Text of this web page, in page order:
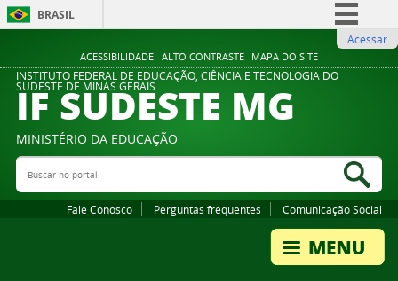
ACESSIBILIDADE ALTO CONTRASTE MAPA DO SITE
BRASIL
Comunica BR
Participe
Legislação
Acessar
INSTITUTO FEDERAL DE EDUCAÇÃO, CIÊNCIA E TECNOLOGIA DO
SUDESTE DE MINAS GERAIS
IF SUDESTE MG
MINISTÉRIO DA EDUCAÇÃO
Buscar no portal
Fale Conosco Perguntas frequentes Comunicação Social